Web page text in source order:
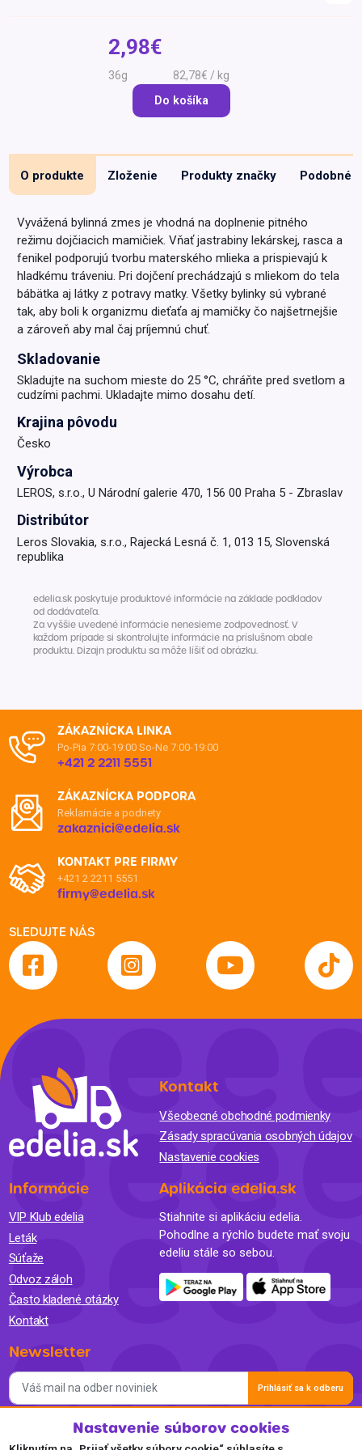
Darčekové
poukazy
Recepty
Domáci miláčikovia
2,98€
36g 82,78€ / kg
Do košíka
O produkte Zloženie Produkty značky Podobné
Vyvážená bylinná zmes je vhodná na doplnenie pitného
režimu dojčiacich mamičiek. Vňať jastrabiny lekárskej, rasca a
fenikel podporujú tvorbu materského mlieka a prispievajú k
hladkému tráveniu. Pri dojčení prechádzajú s mliekom do tela
bábätka aj látky z potravy matky. Všetky bylinky sú vybrané
tak, aby boli k organizmu dieťaťa aj mamičky čo najšetrnejšie
a zároveň aby ​​mal čaj príjemnú chuť.
Skladovanie
Skladujte na suchom mieste do 25 °C, chráňte pred svetlom a
cudzími pachmi. Ukladajte mimo dosahu detí.
Krajina pôvodu
Česko
Výrobca
LEROS, s.r.o., U Národní galerie 470, 156 00 Praha 5 - Zbraslav
Distribútor
Leros Slovakia, s.r.o., Rajecká Lesná č. 1, 013 15, Slovenská
republika
edelia.sk poskytuje produktové informácie na základe podkladov
od dodávateľa.
Za vyššie uvedené informácie nenesieme zodpovednosť. V
každom prípade si skontrolujte informácie na príslušnom obale
produktu. Dizajn produktu sa môže líšiť od obrázku.
ZÁKAZNÍCKA LINKA
Po-Pia 7:00-19:00 So-Ne 7:00-19:00
+421 2 2211 5551
ZÁKAZNÍCKA PODPORA
Reklamácie a podnety
zakaznici@edelia.sk
KONTAKT PRE FIRMY
+421 2 2211 5551
firmy@edelia.sk
SLEDUJTE NÁS
Kontakt
Všeobecné obchodné podmienky
Zásady spracúvania osobných údajov
Nastavenie cookies
Informácie
VIP Klub edelia
Leták
Súťaže
Odvoz záloh
Často kladené otázky
Kontakt
Aplikácia edelia.sk
Stiahnite si aplikáciu edelia.
Pohodlne a rýchlo budete mať svoju
edeliu stále so sebou.
Newsletter
Prihlásiť sa k odberu
Súhlasím so spracovaním osobných údajov a so zasielaním
newslettra na marketingové účely a oboznámil som sa so
Nastavenie súborov cookies